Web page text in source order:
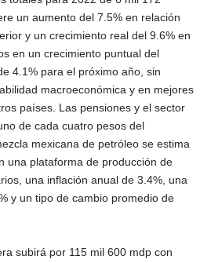
un aumento del 7.5% en relación
y un crecimiento real del 9.6% en
en un crecimiento puntual del
4.1% para el próximo año, sin
macroeconómica y en mejores
países. Las pensiones y el sector
de cada cuatro pesos del
mexicana de petróleo se estima
una plataforma de producción de
una inflación anual de 3.4%, una
y un tipo de cambio promedio de
subirá por 115 mil 600 mdp con